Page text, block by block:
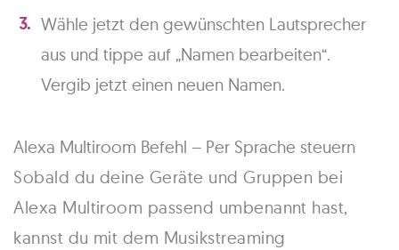
Wähle jetzt den gewünschten Lautsprecher
aus und tippe auf „Namen bearbeiten“.
Vergib jetzt einen neuen Namen.
Alexa Multiroom Befehl – Per Sprache steuern
Sobald du deine Geräte und Gruppen bei
Alexa Multiroom passend umbenannt hast,
kannst du mit dem Musikstreaming